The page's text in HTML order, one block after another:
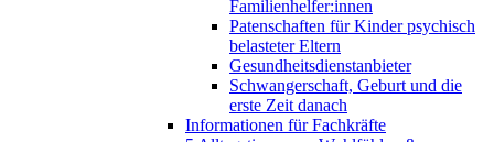
Familienhelfer:innen
Patenschaften für Kinder psychisch
belasteter Eltern
Gesundheitsdienstanbieter
Schwangerschaft, Geburt und die
erste Zeit danach
Informationen für Fachkräfte